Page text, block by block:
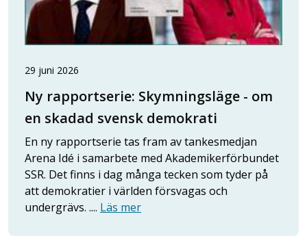
29 juni 2026
Ny rapportserie: Skymningsläge - om
en skadad svensk demokrati
En ny rapportserie tas fram av tankesmedjan
Arena Idé i samarbete med Akademikerförbundet
SSR. Det finns i dag många tecken som tyder på
att demokratier i världen försvagas och
undergrävs. .... Läs mer